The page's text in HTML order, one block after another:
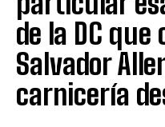
de la DC
Salvador
carnicería